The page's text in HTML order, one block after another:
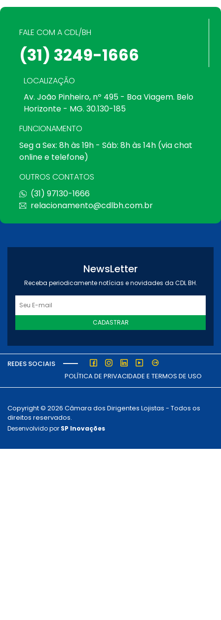
FALE COM A CDL/BH
(31) 3249-1666
LOCALIZAÇÃO
Av. João Pinheiro, nº 495 - Boa Viagem. Belo
Horizonte - MG. 30.130-185
FUNCIONAMENTO
Seg a Sex: 8h às 19h - Sáb: 8h às 14h (via chat
online e telefone)
OUTROS CONTATOS
(31) 97130-1666
relacionamento@cdlbh.com.br
NewsLetter
Receba periodicamente notícias e novidades da CDL BH.
CADASTRAR
REDES SOCIAIS
POLÍTICA DE PRIVACIDADE E TERMOS DE USO
Copyright © 2026 Câmara dos Dirigentes Lojistas - Todos os
direitos reservados.
Desenvolvido por SP Inovações